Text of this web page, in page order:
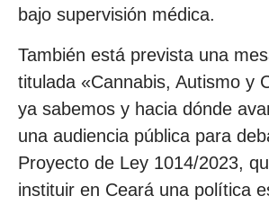
bajo supervisión médica.
También está prevista una
titulada «Cannabis, Autismo y
ya sabemos y hacia dónde
una audiencia pública para
Proyecto de Ley 1014/2023,
instituir en Ceará una política